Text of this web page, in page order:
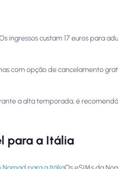
ingressos custam 17 euros para
com opção de cancelamento
a alta temporada, é
para a Itália